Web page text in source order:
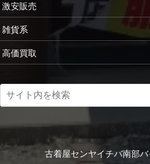
激安販売
雑貨系
高価買取
古着屋センヤイチバ南部